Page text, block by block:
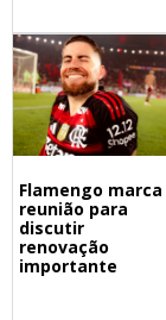
Flamengo marca
reunião para
discutir
renovação
importante